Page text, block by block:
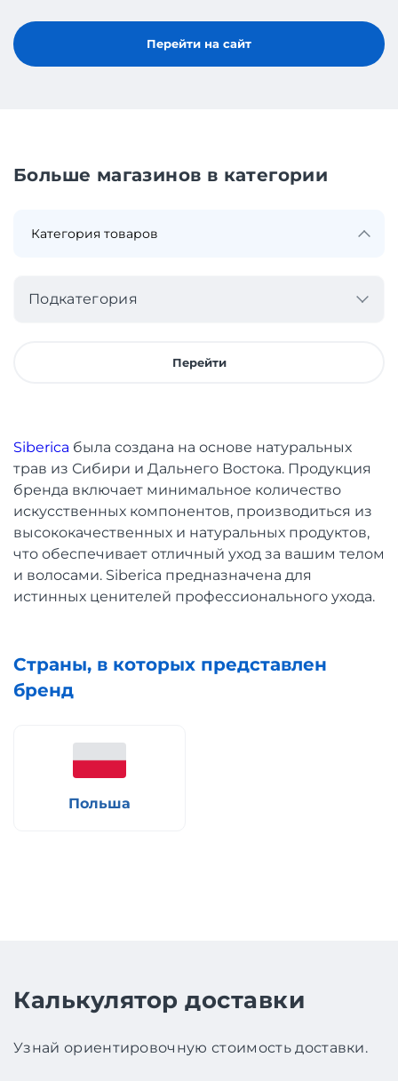
Перейти на сайт
Больше магазинов в категории
Подкатегория
Перейти
Siberica была создана на основе натуральных
трав из Сибири и Дальнего Востока. Продукция
бренда включает минимальное количество
искусственных компонентов, производиться из
высококачественных и натуральных продуктов,
что обеспечивает отличный уход за вашим телом
и волосами. Siberica предназначена для
истинных ценителей профессионального ухода.
Страны, в которых представлен
бренд
Польша
Калькулятор доставки
Узнай ориентировочную стоимость доставки.